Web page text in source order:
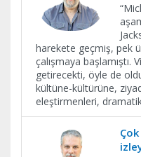
harekete geçmiş, pek
çalışmaya başlamıştı.
getirecekti, öyle de
kültüne-kültürüne,
eleştirmenleri,